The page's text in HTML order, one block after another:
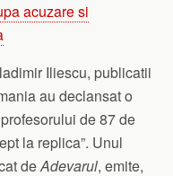
acuzare si
Iliescu, publicatii
au declansat o
de 87 de
la replica”. Unul
deAdevarul, emite,